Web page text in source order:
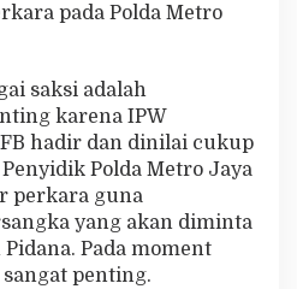
pada Polda Metro
saksi adalah
karena IPW
hadir dan dinilai cukup
Polda Metro Jaya
perkara guna
yang akan diminta
Pada moment
penting.